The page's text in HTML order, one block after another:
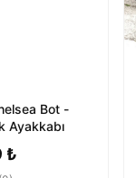
Bot -
Ayakkabı
₺